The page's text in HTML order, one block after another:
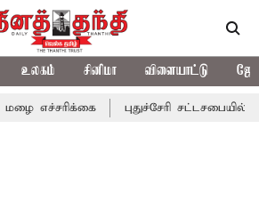
உலகம் சினிமா விளையாட்டு
புதுச்சேரி சட்டசபையில் வரும் 24ம்